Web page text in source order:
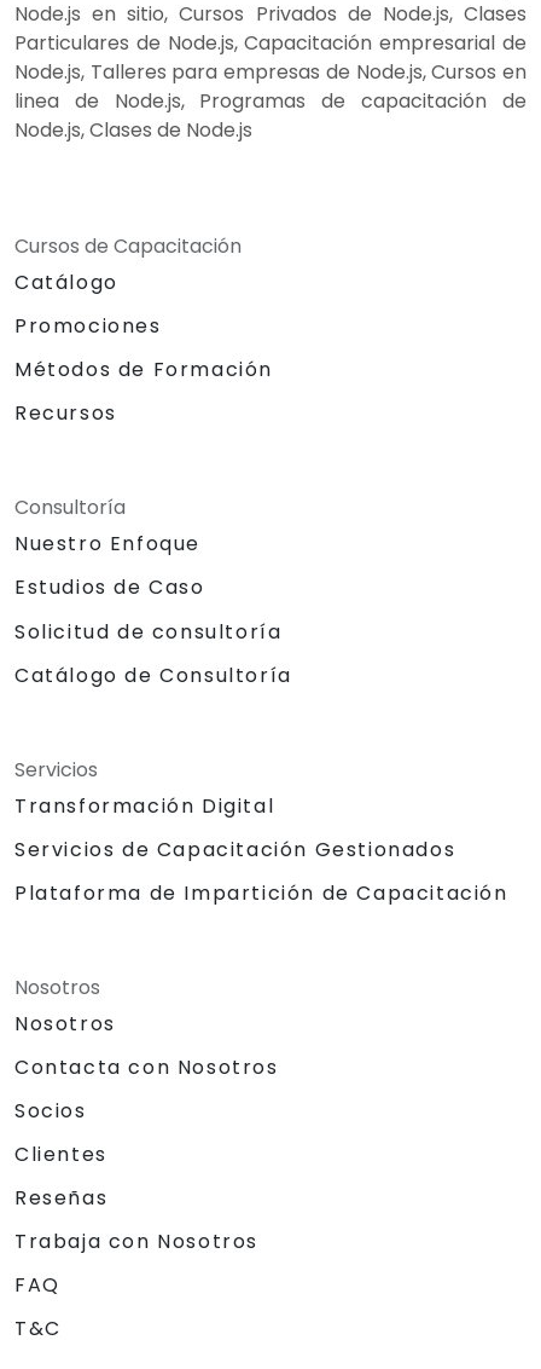
Node.js en sitio, Cursos Privados de Node.js, Clases
Particulares de Node.js, Capacitación empresarial de
Node.js, Talleres para empresas de Node.js, Cursos en
linea de Node.js, Programas de capacitación de
Node.js, Clases de Node.js
Cursos de Capacitación
Catálogo
Promociones
Métodos de Formación
Recursos
Consultoría
Nuestro Enfoque
Estudios de Caso
Solicitud de consultoría
Catálogo de Consultoría
Servicios
Transformación Digital
Servicios de Capacitación Gestionados
Plataforma de Impartición de Capacitación
Nosotros
Nosotros
Contacta con Nosotros
Socios
Clientes
Reseñas
Trabaja con Nosotros
FAQ
T&C